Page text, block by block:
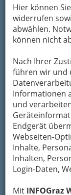
Hier können
widerrufen
abwählen.
können nicht
Nach Ihrer
führen wir und
Informationen
und
Endgerät
Webseiten-
Inhalte,
Inhalten,
Login-Daten,
Mit INFOGraz
Um die Info-
bewahren,
Formular.
Absenden
Unternehmen
mbH & Co KG
Mein Name
Meine Email